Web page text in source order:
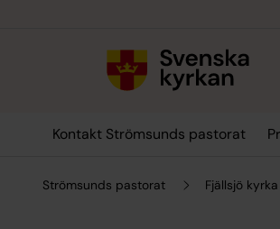
Kontakt Strömsunds pastorat
Strömsunds pastorat Fjällsjö kyrka